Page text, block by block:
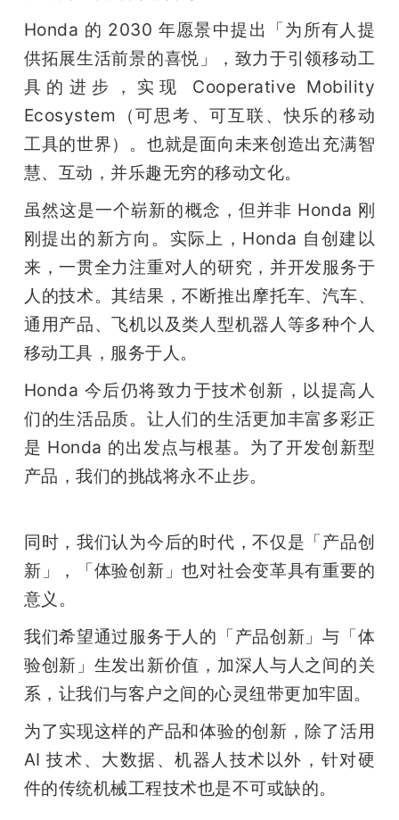
Honda 的 2030 年愿景中提出「为所有人提
供拓展生活前景的喜悦」，致力于引领移动工
具的进步，实现 Cooperative Mobility
Ecosystem（可思考、可互联、快乐的移动
工具的世界）。也就是面向未来创造出充满智
慧、互动，并乐趣无穷的移动文化。
虽然这是一个崭新的概念，但并非 Honda 刚
刚提出的新方向。实际上，Honda 自创建以
来，一贯全力注重对人的研究，并开发服务于
人的技术。其结果，不断推出摩托车、汽车、
通用产品、飞机以及类人型机器人等多种个人
移动工具，服务于人。
Honda 今后仍将致力于技术创新，以提高人
们的生活品质。让人们的生活更加丰富多彩正
是 Honda 的出发点与根基。为了开发创新型
产品，我们的挑战将永不止步。
同时，我们认为今后的时代，不仅是「产品创
新」，「体验创新」也对社会变革具有重要的
意义。
我们希望通过服务于人的「产品创新」与「体
验创新」生发出新价值，加深人与人之间的关
系，让我们与客户之间的心灵纽带更加牢固。
为了实现这样的产品和体验的创新，除了活用
AI 技术、大数据、机器人技术以外，针对硬
件的传统机械工程技术也是不可或缺的。